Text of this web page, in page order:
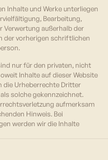
Inhalte und Werke unterliegen
Bearbeitung,
Verwertung außerhalb der
der vorherigen schriftlichen
nur für den privaten, nicht
Inhalte auf dieser Website
die Urheberrechte Dritter
solche gekennzeichnet.
aufmerksam
Hinweis. Bei
werden wir die Inhalte